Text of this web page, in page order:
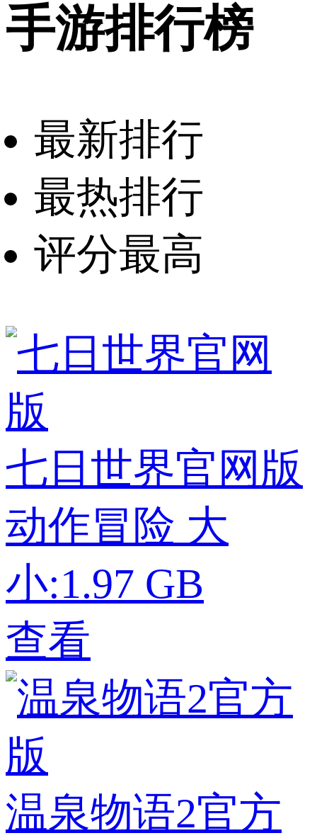
手游排行榜
最新排行
最热排行
评分最高
七日世界官网版
动作冒险 大
小:1.97 GB
查看
温泉物语2官方